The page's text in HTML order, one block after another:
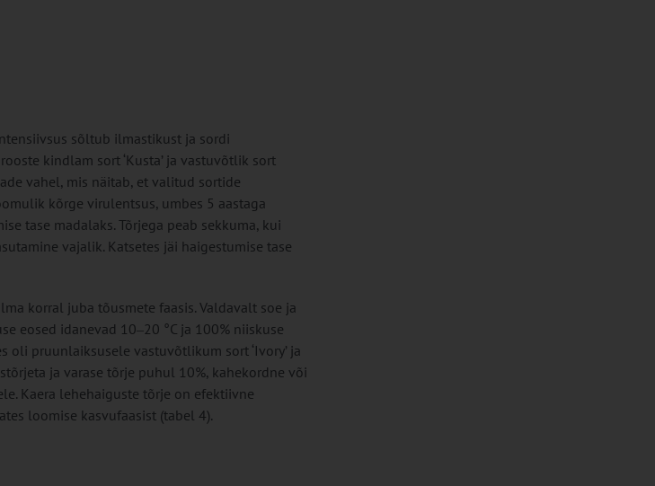
sõltub ilmastikust ja sordi
kindlam sort ‘Kusta’ ja vastuvõtlik sort
vahel, mis näitab, et valitud sortide
kõrge virulentsus, umbes 5 aastaga
tase madalaks. Tõrjega peab sekkuma, kui
vajalik. Katsetes jäi haigestumise tase
korral juba tõusmete faasis. Valdavalt soe ja
eosed idanevad 10‒20 °C ja 100% niiskuse
pruunlaiksusele vastuvõtlikum sort ‘Ivory’ ja
ja varase tõrje puhul 10%, kahekordne või
Kaera lehehaiguste tõrje on efektiivne
loomise kasvufaasist (tabel 4).